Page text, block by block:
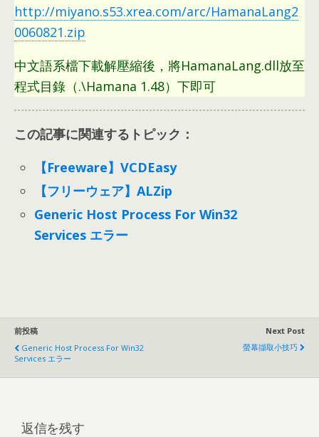
http://miyano.s53.xrea.com/arc/HamanaLang2
0060821.zip
中文語系檔下載解壓縮後 ， 將HamanaLang.dll放至
程式目錄（.\Hamana 1.48）下即可
この記事に関連するトピック：
【Freeware】VCDEasy
【フリーウェア】ALZip
Generic Host Process For Win32
Services エラー
前投稿
Generic Host Process For Win32
Services エラー
Next Post
螢幕擷取小技巧
返信を残す